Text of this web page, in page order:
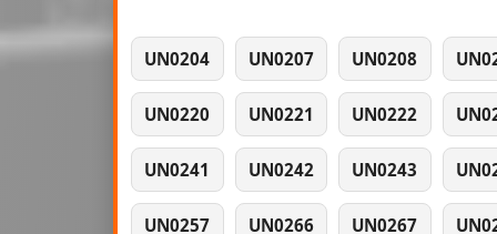
UN0204 UN0207 UN0208
UN0220 UN0221 UN0222
UN0241 UN0242 UN0243
UN0257 UN0266 UN0267